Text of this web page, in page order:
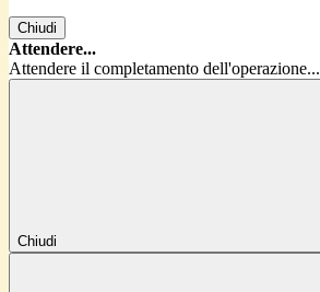
Chiudi
Attendere...
Attendere il completamento dell'operazione...
Chiudi